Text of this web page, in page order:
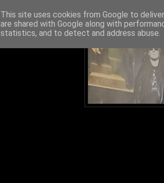
This site uses cookies from Google to
are shared with Google along with
statistics, and to detect and address abuse.